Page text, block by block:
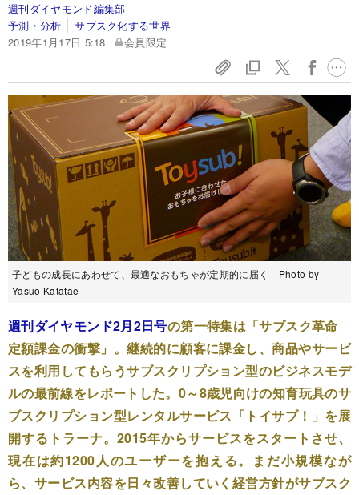
週刊ダイヤモンド編集部
予測・分析
サブスク化する世界
2019年1月17日 5:18
会員限定
子どもの成長にあわせて、最適なおもちゃが定期的に届く Photo by
Yasuo Katatae
週刊ダイヤモンド2月2日号の第一特集は「サブスク革命
定額課金の衝撃」。継続的に顧客に課金し、商品やサービ
スを利用してもらうサブスクリプション型のビジネスモデ
ルの最前線をレポートした。0～8歳児向けの知育玩具のサ
ブスクリプション型レンタルサービス「トイサブ！」を展
開するトラーナ。2015年からサービスをスタートさせ、
現在は約1200人のユーザーを抱える。まだ小規模なが
ら、サービス内容を日々改善していく経営方針がサブスク